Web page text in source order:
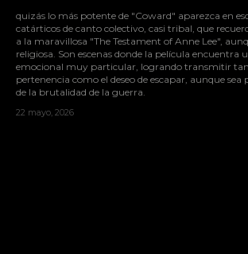
quizás lo más potente de "Coward" aparezca en
catárticos de canto colectivo, casi tribal, que
a la maravillosa "The Testament of Anne Lee",
religiosa. Son escenas donde la película encuentra
emocional muy particular, logrando transmitir
pertenencia como el deseo de escapar, aunque
de la brutalidad de la guerra.
22 mayo, 2026